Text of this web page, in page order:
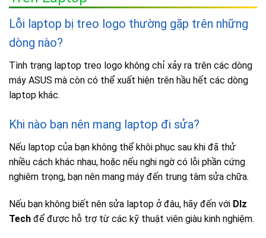
Lỗi laptop bị treo logo thường gặp trên những
dòng nào?
Tình trạng laptop treo logo không chỉ xảy ra trên các dòng
máy ASUS mà còn có thể xuất hiện trên hầu hết các dòng
laptop khác.
Khi nào bạn nên mang laptop đi sửa?
Nếu laptop của bạn không thể khôi phục sau khi đã thử
nhiều cách khác nhau, hoặc nếu nghi ngờ có lỗi phần cứng
nghiêm trọng, bạn nên mang máy đến trung tâm sửa chữa.
Nếu bạn không biết nên sửa laptop ở đâu, hãy đến với Dlz
Tech để được hỗ trợ từ các kỹ thuật viên giàu kinh nghiệm.